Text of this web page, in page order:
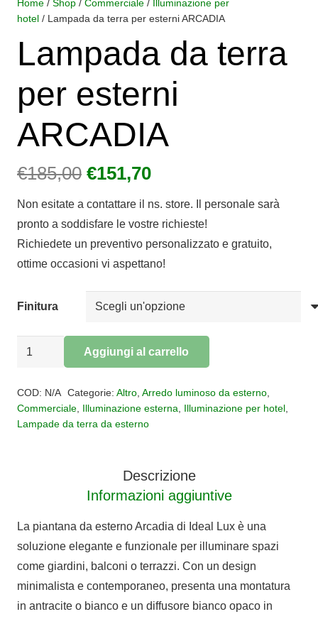
Home / Shop / Commerciale / Illuminazione per
hotel / Lampada da terra per esterni ARCADIA
Lampada da terra
per esterni
ARCADIA
€185,00 Il
originale
era:
€185,00.
€151,70Il
attuale
è:
€151,70.
Non esitate a contattare il ns. store. Il personale sarà
pronto a soddisfare le vostre richieste!
Richiedete un preventivo personalizzato e gratuito,
ottime occasioni vi aspettano!
Finitura
Lampada
per
esterni
Aggiungi al carrello
COD: N/A Categorie: Altro, Arredo luminoso da esterno,
Commerciale Illuminazione esterna Illuminazione per hotel
Lampade da terra da esterno
Descrizione
Informazioni aggiuntive
La piantana da esterno Arcadia di Ideal Lux è una
soluzione elegante e funzionale per illuminare spazi
come giardini, balconi o terrazzi. Con un design
minimalista e contemporaneo, presenta una montatura
in antracite o bianco e un diffusore bianco opaco in